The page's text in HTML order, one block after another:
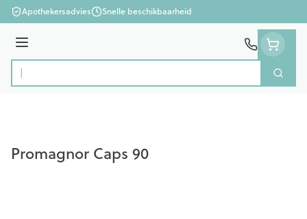
Ga naar de inhoud
Apothekersadvies Snelle beschikbaarheid
Menu
Product, merk, categorie...
Zoek
Promagnor Caps 90